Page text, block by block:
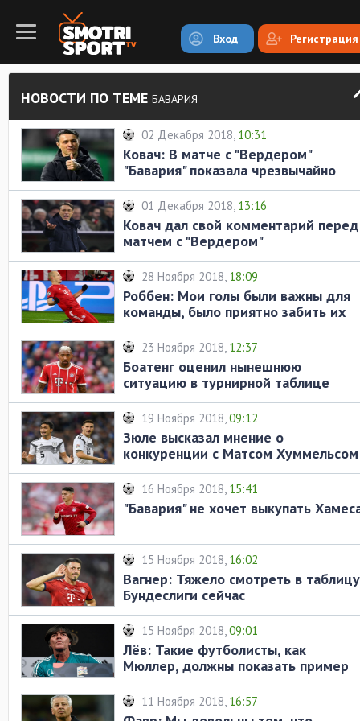
Вход Регистрация
НОВОСТИ ПО ТЕМЕ БАВАРИЯ
02 Декабря 2018, 10:31
Ковач: В матче с "Вердером"
"Бавария" показала чрезвычайно
хорошую игру
01 Декабря 2018, 13:16
Ковач дал свой комментарий перед
матчем с "Вердером"
28 Ноября 2018, 18:09
Роббен: Мои голы были важны для
команды, было приятно забить их
23 Ноября 2018, 12:37
Боатенг оценил нынешнюю
ситуацию в турнирной таблице
Бундеслиги
19 Ноября 2018,09:12
Зюле высказал мнение о
конкуренции с Матсом Хуммельсом
и Жеромом Боатенгом
16 Ноября 2018, 15:41
"Бавария" не хочет выкупать
15 Ноября 2018, 16:02
Вагнер: Тяжело смотреть в таблицу
Бундеслиги сейчас
15 Ноября 2018,09:01
Лёв: Такие футболисты, как
Мюллер, должны показать пример
юным игрокам
11 Ноября 2018, 16:57